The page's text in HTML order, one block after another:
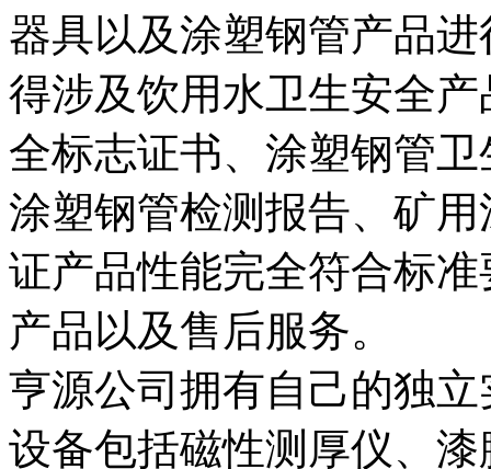
器具以及涂塑钢管产品
得涉及饮用水卫生安全
全标志证书、涂塑钢管
涂塑钢管检测报告、矿
证产品性能完全符合标
产品以及售后服务。
亨源公司拥有自己的独
设备包括磁性测厚仪、